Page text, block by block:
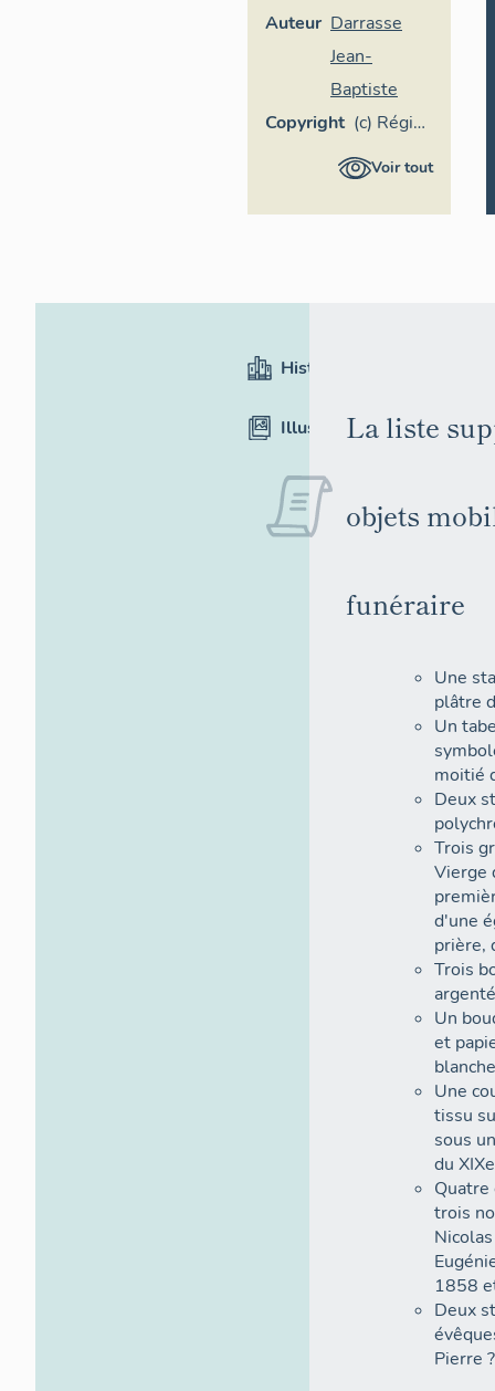
Auteur Darrasse
Jean-
Baptiste
Copyright (c) Région
Pays de
Inventaire
Voir tout
Historique
IllustrationsLa liste
objets
funéraire
Une
plâtre
Un
moitié
Deux
Trois
Vierge
d'une
prière,
Trois
Un
et
Une
tissu
sous
du
trois
1858
Deux
Pierre